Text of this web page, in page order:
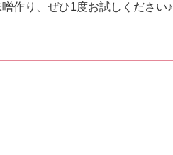
作り、ぜひ1度お試しください♪